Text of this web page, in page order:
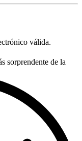
válida.
sorprendente de la